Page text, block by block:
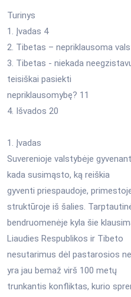
Turinys
1. Įvadas 4
2. Tibetas – nepriklausoma
3. Tibetas - niekada
teisiškai pasiekti
nepriklausomybę? 11
4. Išvados 20
1. Įvadas
Suverenioje valstybėje
kada susimąsto, ką reiškia
gyventi priespaudoje,
struktūroje iš šalies.
bendruomenėje kyla šie
Liaudies Respublikos ir Tibeto
nesutarimus dėl pastarosios
yra jau bemaž virš 100 metų
trunkantis konfliktas, kurio